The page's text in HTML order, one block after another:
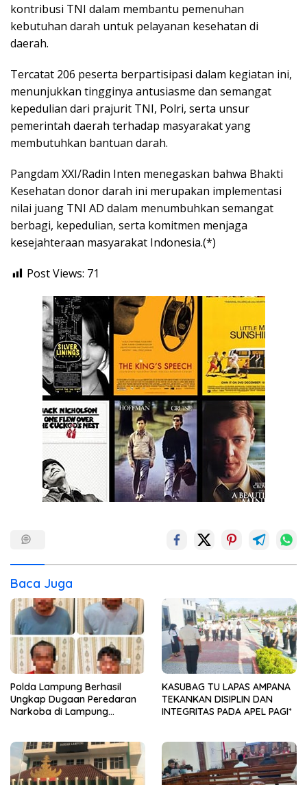
kontribusi TNI dalam membantu pemenuhan
kebutuhan darah untuk pelayanan kesehatan di
daerah.
Tercatat 206 peserta berpartisipasi dalam kegiatan ini,
menunjukkan tingginya antusiasme dan semangat
kepedulian dari prajurit TNI, Polri, serta unsur
pemerintah daerah terhadap masyarakat yang
membutuhkan bantuan darah.
Pangdam XXI/Radin Inten menegaskan bahwa Bhakti
Kesehatan donor darah ini merupakan implementasi
nilai juang TNI AD dalam menumbuhkan semangat
berbagi, kepedulian, serta komitmen menjaga
kesejahteraan masyarakat Indonesia.(*)
Post Views: 71
Baca Juga
Polda Lampung Berhasil
Ungkap Dugaan Peredaran
Narkoba di Lampung
KASUBAG TU LAPAS AMPANA
TEKANKAN DISIPLIN DAN
INTEGRITAS PADA APEL PAGI*